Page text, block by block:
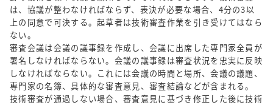
は、協議が整わなければならず、表決が必要な場合、4分の3以
上の同意で可決する。起草者は技術審査作業を引き受けてはなら
ない。
審査会議は会議の議事録を作成し、会議に出席した専門家全員が
署名しなければならない。会議の議事録は審査状況を忠実に反映
しなければならない。これには会議の時間と場所、会議の議題、
専門家の名簿、具体的な審査意見、審査結論などが含まれる。
技術審査が通過しない場合、審査意見に基づき修正した後に技術